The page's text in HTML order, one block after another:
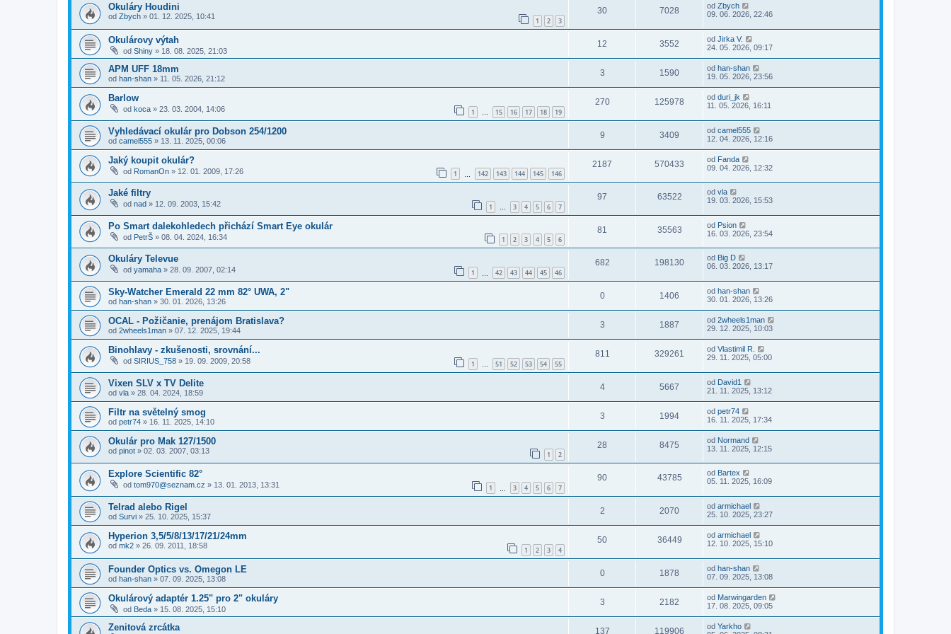
Okuláry Houdini
od Zbych » 01. 12. 2025, 10:41 1 2 3
30 7028 od Zbych
09. 06. 2026, 22:46
Okulárovy výtah
od Shiny » 18. 08. 2025, 21:03
12 3552 od Jirka V.
24. 05. 2026, 09:17
APM UFF 18mm
od han-shan » 11. 05. 2026, 21:12
3 1590 od han-shan
19. 05. 2026, 23:56
Barlow
od koca » 23. 03. 2004, 14:06 1 … 15 16 17 18 19
270 125978 od duri_jk
11. 05. 2026, 16:11
Vyhledávací okulár pro Dobson 254/1200
od camel555 » 13. 11. 2025, 00:06
9 3409 od camel555
12. 04. 2026, 12:16
Jaký koupit okulár?
od RomanOn » 12. 01. 2009, 17:26 1 142 143 144 145 146
2187 570433 od Fanda
09. 04. 2026, 12:32
Jaké filtry
od nad » 12. 09. 2003, 15:42 1 … 3 4 5 6 7
97 63522 od vla
19. 03. 2026, 15:53
Po Smart dalekohledech přichází Smart Eye okulár
od PetrŠ » 08. 04. 2024, 16:34 1 2 3 4 5 6
81 35563 od Psion
16. 03. 2026, 23:54
Okuláry Televue
od yamaha » 28. 09. 2007, 02:14 1 42 43 44 45 46
682 198130 od Big D
06. 03. 2026, 13:17
Sky-Watcher Emerald 22 mm 82° UWA, 2"
od han-shan » 30. 01. 2026, 13:26
0 1406 od han-shan
30. 01. 2026, 13:26
OCAL - Požičanie, prenájom Bratislava?
od 2wheels1man » 07. 12. 2025, 19:44
3 1887 od 2wheels1man
29. 12. 2025, 10:03
Binohlavy - zkušenosti, srovnání...
od SIRIUS_758 » 19. 09. 2009, 20:58 1 … 51 52 53 54 55
811 329261 od Vlastimil R.
29. 11. 2025, 05:00
Vixen SLV x TV Delite
od vla » 28. 04. 2024, 18:59
4 5667 od David1
21. 11. 2025, 13:12
Filtr na světelný smog
od petr74 » 16. 11. 2025, 14:10
3 1994 od petr74
16. 11. 2025, 17:34
Okulár pro Mak 127/1500
od pinot » 02. 03. 2007, 03:13 1 2
28 8475 od Normand
13. 11. 2025, 12:15
Explore Scientific 82°
od tom970@seznam.cz » 13. 01. 2013, 13:31 1 3 4 5 6 7
90 43785 od Bartex
05. 11. 2025, 16:09
Telrad alebo Rigel
od Survi » 25. 10. 2025, 15:37
2 2070 od armichael
25. 10. 2025, 23:27
Hyperion 3,5/5/8/13/17/21/24mm
od mk2 » 26. 09. 2011, 18:58 1 2 3 4
50 36449 od armichael
12. 10. 2025, 15:10
Founder Optics vs. Omegon LE
od han-shan » 07. 09. 2025, 13:08
0 1878 od han-shan
07. 09. 2025, 13:08
Okulárový adaptér 1.25" pro 2" okuláry
od Beda » 15. 08. 2025, 15:10
3 2182 od Marwingarden
17. 08. 2025, 09:05
Zenitová zrcátka 137 119906 od Yarkho